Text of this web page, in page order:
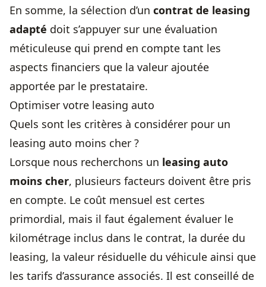
En somme, la sélection d’un contrat de leasing
adapté doit s’appuyer sur une évaluation
méticuleuse qui prend en compte tant les
aspects financiers que la valeur ajoutée
apportée par le prestataire.
Optimiser votre leasing auto
Quels sont les critères à considérer pour un
leasing auto moins cher ?
Lorsque nous recherchons un leasing auto
moins cher, plusieurs facteurs doivent être pris
en compte. Le coût mensuel est certes
primordial, mais il faut également évaluer le
kilométrage inclus dans le contrat, la durée du
leasing, la valeur résiduelle du véhicule ainsi que
les tarifs d’assurance associés. Il est conseillé de